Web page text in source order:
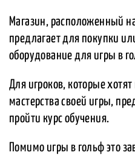
Магазин, расположенный
предлагает для покупки
оборудование для игры в
Для игроков, которые
мастерства своей игры,
пройти курс обучения.
Помимо игры в гольф это